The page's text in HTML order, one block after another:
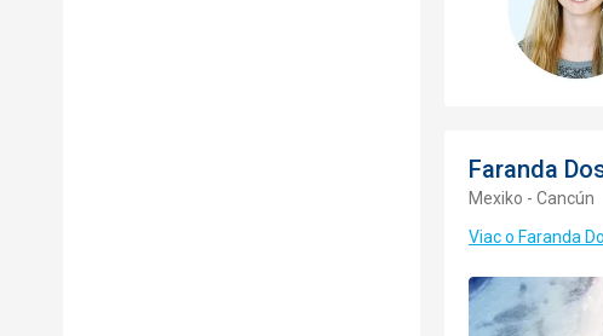
Faranda
Mexiko - Cancún
Viac o Faranda